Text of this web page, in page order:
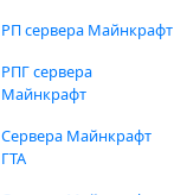
РП сервера Майнкрафт
РПГ сервера
Майнкрафт
Сервера Майнкрафт
ГТА